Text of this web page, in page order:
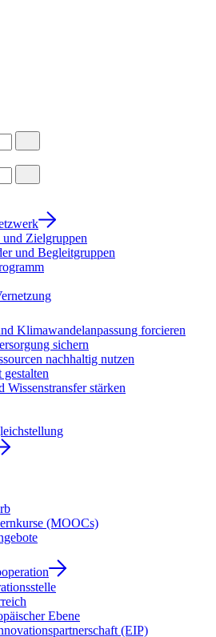
Zielgruppen
und Begleitgruppen
Klimawandelanpassung forcieren
sichern
nachhaltig nutzen
gestalten
Wissenstransfer stärken
(MOOCs)
Ebene
(EIP)